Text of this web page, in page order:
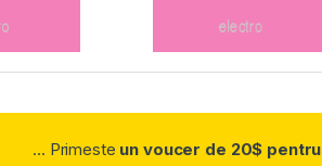
... Primeste un voucer de 20$ pentru